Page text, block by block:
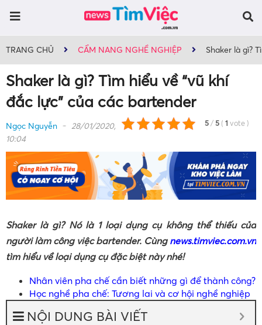
TRANG CHỦ CẨM NANG NGHỀ NGHIỆP Shaker là gì?
Shaker là gì? Tìm hiểu về “vũ khí
đắc lực” của các bartender
5 / 5 ( 1 vote )
Ngọc Nguyễn
28/01/2020,
10:04
Shaker là gì? Nó là 1 loại dụng cụ không thể thiếu của
người làm công việc bartender. Cùng news.timviec.com.vn
tìm hiểu về loại dụng cụ đặc biệt này nhé!
Nhân viên pha chế cần biết những gì để thành công?
Học nghề pha chế: Tương lai và cơ hội nghề nghiệp
NỘI DUNG BÀI VIẾT